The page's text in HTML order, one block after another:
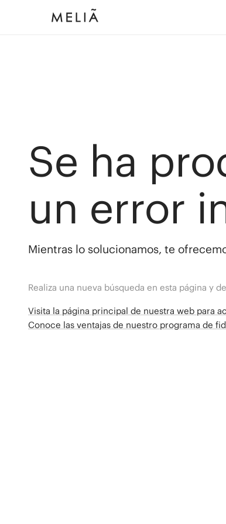
Se ha
un error
Mientras lo solucionamos, te
Realiza una nueva búsqueda en esta página y
Visita la página principal de nuestra web para
Conoce las ventajas de nuestro programa de